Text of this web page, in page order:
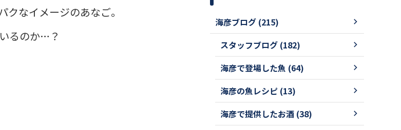
なイメージのあなご。
るのか…？
海彦ブログ (215)
スタッフブログ (182)
海彦で登場した魚 (64)
海彦の魚レシピ (13)
海彦で提供したお酒 (38)